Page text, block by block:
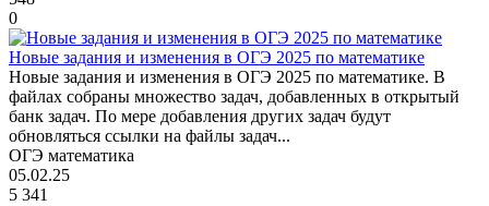
0
Новые задания и изменения в ОГЭ 2025 по математике
Новые задания и изменения в ОГЭ 2025 по математике. В
файлах собраны множество задач, добавленных в открытый
банк задач. По мере добавления других задач будут
обновляться ссылки на файлы задач...
ОГЭ математика
05.02.25
5 341